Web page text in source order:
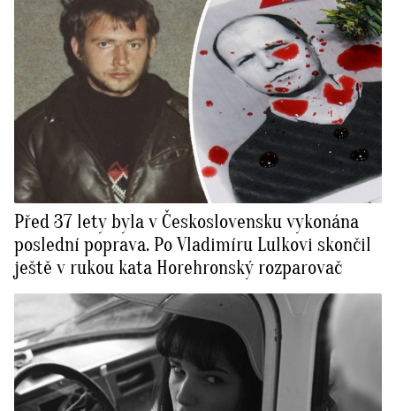
Před 37 lety byla v Československu vykonána
poslední poprava. Po Vladimíru Lulkovi skončil
ještě v rukou kata Horehronský rozparovač